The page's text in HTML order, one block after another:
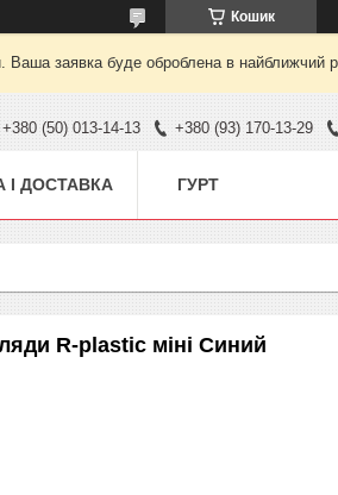
Кошик
Ваша заявка буде оброблена в найближчий
+380 (50) 013-14-13 +380 (93) 170-13-29
І ДОСТАВКА ГУРТ
R-plastic міні Синий